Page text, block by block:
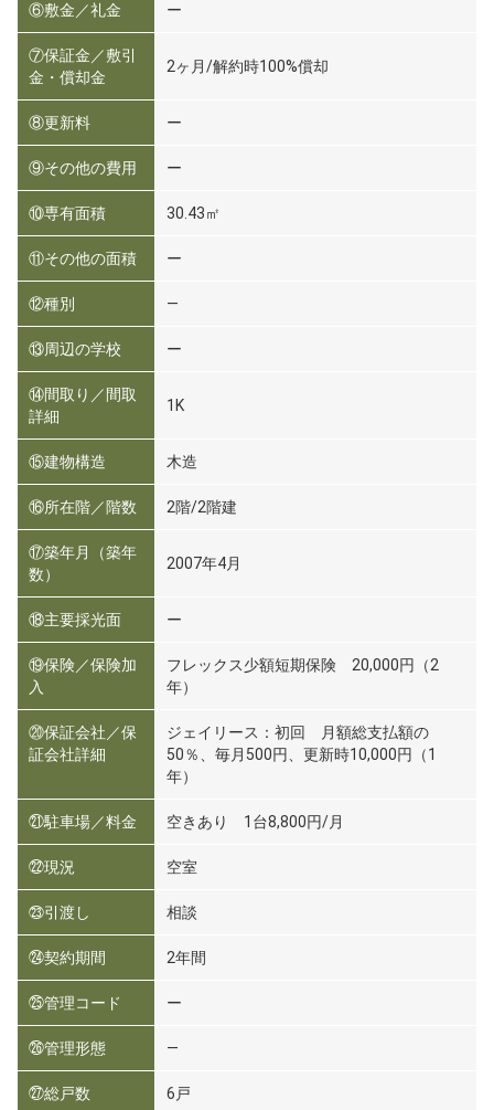
⑥敷金／礼金 ー
⑦保証金／敷引
金・償却金
2ヶ月/解約時100%償却
⑧更新料 ー
⑨その他の費用 ー
⑩専有面積 30.43㎡
⑪その他の面積 ー
⑫種別 ―
⑬周辺の学校 ー
⑭間取り／間取
詳細
1K
⑮建物構造 木造
⑯所在階／階数 2階/2階建
⑰築年月（築年
数）
2007年4月
⑱主要採光面 ー
⑲保険／保険加
入
フレックス少額短期保険 20,000円（2
年）
⑳保証会社／保
証会社詳細
ジェイリース：初回 月額総支払額の
50％、毎月500円、更新時10,000円（1
年）
㉑駐車場／料金 空きあり 1台8,800円/月
㉒現況 空室
㉓引渡し 相談
㉔契約期間 2年間
㉕管理コード ー
㉖管理形態 ―
㉗総戸数 6戸